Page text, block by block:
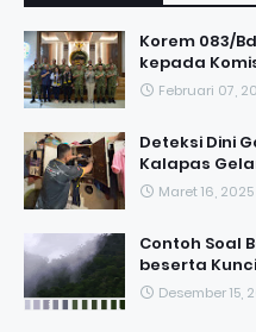
Korem 083/
kepada
Februari 07,
Deteksi Dini
Kalapas
Maret 16, 2025
Contoh Soal
beserta
Desember 15,